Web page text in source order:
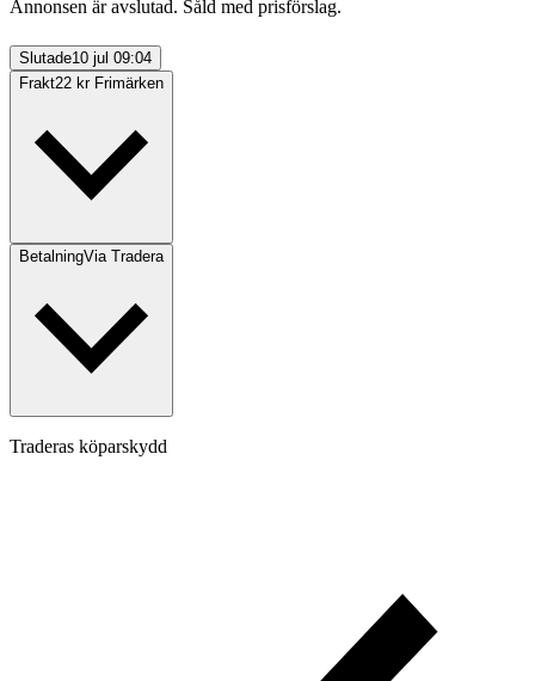
Annonsen är avslutad. Såld med prisförslag.
Slutade10 jul 09:04
Frakt22 kr Frimärken
BetalningVia Tradera
Traderas köparskydd